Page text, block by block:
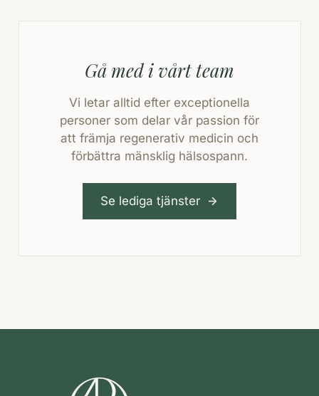
Gå med i vårt team
Vi letar alltid efter exceptionella
personer som delar vår passion för
att främja regenerativ medicin och
förbättra mänsklig hälsospann.
Se lediga tjänster